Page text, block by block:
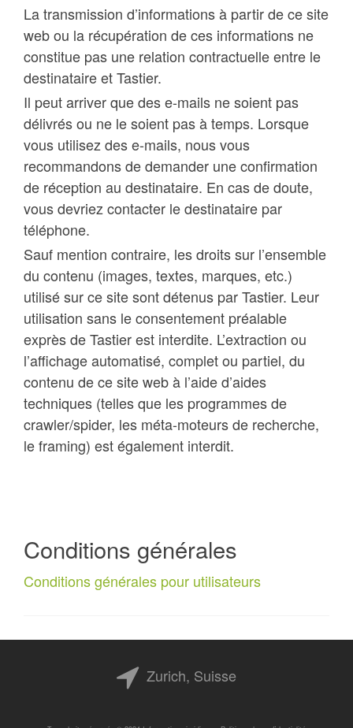
La transmission d’informations à partir de ce site
web ou la récupération de ces informations ne
constitue pas une relation contractuelle entre le
destinataire et Tastier.
Il peut arriver que des e-mails ne soient pas
délivrés ou ne le soient pas à temps. Lorsque
vous utilisez des e-mails, nous vous
recommandons de demander une confirmation
de réception au destinataire. En cas de doute,
vous devriez contacter le destinataire par
téléphone.
Sauf mention contraire, les droits sur l’ensemble
du contenu (images, textes, marques, etc.)
utilisé sur ce site sont détenus par Tastier. Leur
utilisation sans le consentement préalable
exprès de Tastier est interdite. L’extraction ou
l’affichage automatisé, complet ou partiel, du
contenu de ce site web à l’aide d’aides
techniques (telles que les programmes de
crawler/spider, les méta-moteurs de recherche,
le framing) est également interdit.
Conditions générales
Conditions générales pour utilisateurs
Zurich, Suisse